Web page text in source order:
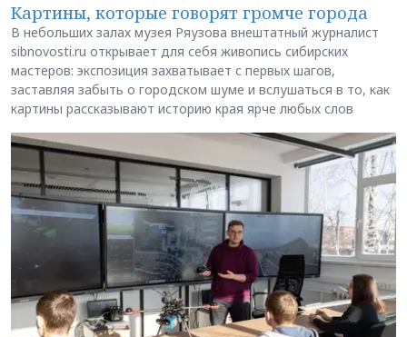
Картины, которые говорят громче города
В небольших залах музея Ряузова внештатный журналист
sibnovosti.ru открывает для себя живопись сибирских
мастеров: экспозиция захватывает с первых шагов,
заставляя забыть о городском шуме и вслушаться в то, как
картины рассказывают историю края ярче любых слов